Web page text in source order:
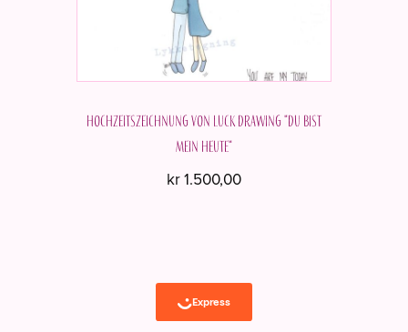
Hochzeitszeichnung von Luck Drawing "Du bist
mein Heute"
kr1.500,00